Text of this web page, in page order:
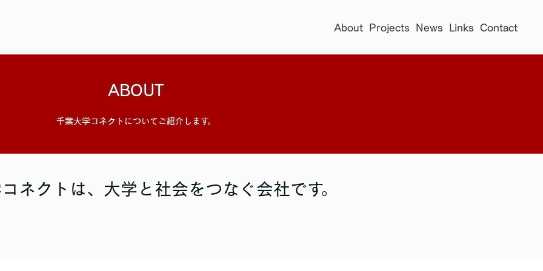
About Projects News Links Contact
ABOUT
千葉大学コネクトについてご紹介します。
ネクトは、大学と社会をつなぐ会社です。